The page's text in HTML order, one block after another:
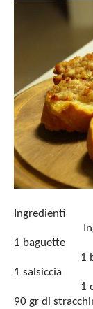
1
1
1
1
90